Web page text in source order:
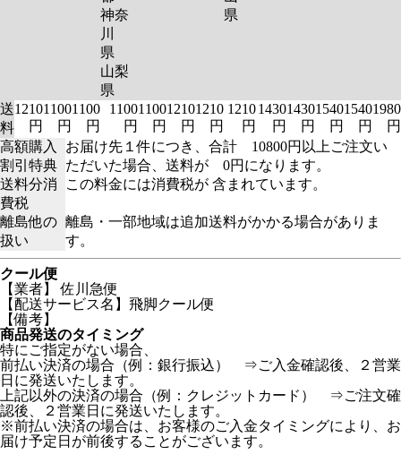
神奈
川
県
山梨
県
県
送
料
1210
円
1100
円
1100
円
1100
円
1100
円
1210
円
1210
円
1210
円
1430
円
1430
円
1540
円
1540
円
1980
円
高額購入
割引特典
お届け先１件につき、合計 10800円以上ご注文い
ただいた場合、送料が 0円になります。
送料分消
費税
この料金には消費税が 含まれています。
離島他の
扱い
離島・一部地域は追加送料がかかる場合がありま
す。
クール便
【業者】 佐川急便
【配送サービス名】飛脚クール便
【備考】
商品発送のタイミング
特にご指定がない場合、
前払い決済の場合（例：銀行振込） ⇒ご入金確認後、２営業
日に発送いたします。
上記以外の決済の場合（例：クレジットカード） ⇒ご注文確
認後、２営業日に発送いたします。
※前払い決済の場合は、お客様のご入金タイミングにより、お
届け予定日が前後することがございます。